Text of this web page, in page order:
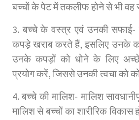
बच्चों के पेट में तकलीफ होने से भी वह
3. बच्चे के वस्त्र एवं उनकी
कपड़े खराब करते हैं, इसलिए उनके
उनके कपड़ों को धोने के लिए अच्छे
प्रयोग करें, जिससे उनकी त्वचा को
4. बच्चे की मालिश- मालिश
मालिश से बच्चों का शारीरिक विकास